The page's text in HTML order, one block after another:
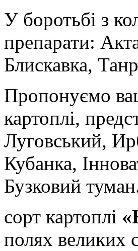
У боротьбі з
препарати:
Блискавка,
Пропонуємо
картоплі,
Луговський,
Кубанка,
Бузковий
сорт картоплі
полях великих